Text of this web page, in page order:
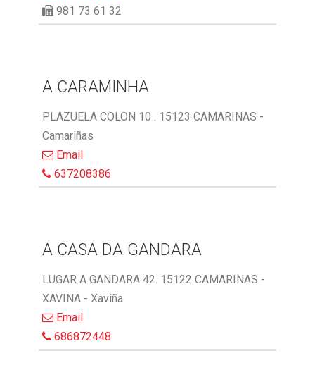
981 73 61 32
A CARAMINHA
PLAZUELA COLON 10 . 15123 CAMARINAS -
Camariñas
Email
637208386
A CASA DA GANDARA
LUGAR A GANDARA 42. 15122 CAMARINAS -
XAVINA - Xaviña
Email
686872448